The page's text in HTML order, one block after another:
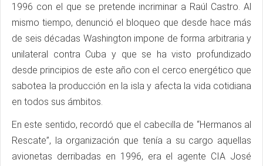
1996 con el que se pretende incriminar a Raúl Castro. Al
mismo tiempo, denunció el bloqueo que desde hace más
de seis décadas Washington impone de forma arbitraria y
unilateral contra Cuba y que se ha visto profundizado
desde principios de este año con el cerco energético que
sabotea la producción en la isla y afecta la vida cotidiana
en todos sus ámbitos.
En este sentido, recordó que el cabecilla de “Hermanos al
Rescate”, la organización que tenía a su cargo aquellas
avionetas derribadas en 1996, era el agente CIA José